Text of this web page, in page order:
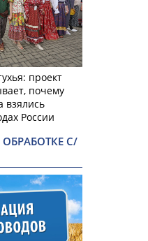
проект
почему
взялись
России
С/